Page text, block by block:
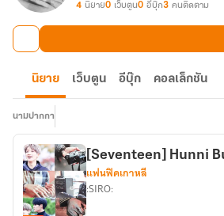
4 นิยาย0 เว็บตูน0 อีบุ๊ก3 คนติดตาม
นิยาย เว็บตูน อีบุ๊ก คอลเล็กชัน
นามปากกา
[Seventeen] Hunni
แฟนฟิคเกาหลี
:SIRO: